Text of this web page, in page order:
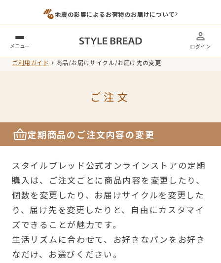
地震の影響によるお荷物のお届けについて
メニュー ログイン
ご利用ガイド 商品/お届けサイクル/お届け先の変更
ご注文
定期商品のご注文内容の変更
スタイルブレッド公式オンラインストアの定期
購入は、ご注文ごとに商品内容を変更したり、
個数を変更したり、お届けサイクルを変更した
り、届け先を変更したりと、自由にカスタマイ
ズできることが魅力です。
生活リズムに合わせて、お好きなパンをお好き
なだけ、お選びください。